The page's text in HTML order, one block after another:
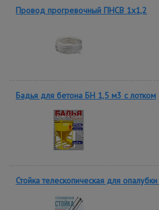
Провод прогревочный ПНСВ 1х1,2
Бадья для бетона БН 1,5 м3 с лотком
Стойка телескопическая для